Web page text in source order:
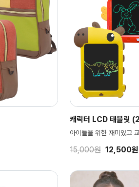
캐릭터 LCD 태블릿
아이들을 위한 재미있고
15,000원 12,500원